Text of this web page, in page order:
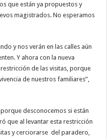
que están ya propuestos y
magistrados. No esperamos
y nos verán en las calles aún
Y ahora con la nueva
de las visitas, porque
de nuestros familiares”,
desconocemos si están
que al levantar esta restricción
y cerciorarse del paradero,